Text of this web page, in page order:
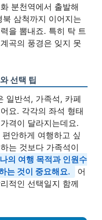
분천역에서 출발해
삼척까지 이어지는
을 뽐내죠. 특히 탁 트
곡의 풍경은 잊지 못
선택 팁
일반석, 가족석, 카페
요. 각각의 좌석 형태
격이 달라지는데요.
안하게 여행하고 싶
는 것보다 가족석이
나의 여행 목적과 인원수
는 것이 중요해요.
어
적인 선택일지 함께